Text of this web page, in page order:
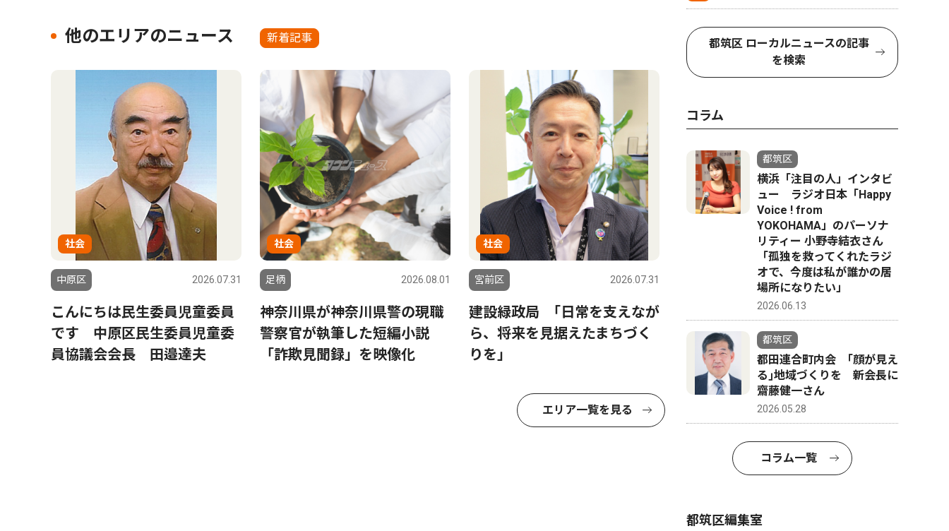
他のエリアのニュース 新着記事
社会
中原区 2026.07.31
こんにちは民生委員児童委員
です 中原区民生委員児童委
員協議会会長 田邉達夫
社会
足柄 2026.08.01
神奈川県が神奈川県警の現職
警察官が執筆した短編小説
「詐欺見聞録」を映像化
社会
宮前区 2026.07.31
建設緑政局 ｢日常を支えなが
ら、将来を見据えたまちづく
りを｣
エリア一覧を見る
都筑区 ローカルニュースの記事
を検索
コラム
都筑区
横浜「注目の人」インタビ
ュー ラジオ日本「Happy
Voice ! from
YOKOHAMA」のパーソナ
リティー 小野寺結衣さん
「孤独を救ってくれたラジ
オで、今度は私が誰かの居
場所になりたい」
2026.06.13
都筑区
都田連合町内会 ｢顔が見え
る｣地域づくりを 新会長に
齋藤健一さん
2026.05.28
コラム一覧
都筑区編集室